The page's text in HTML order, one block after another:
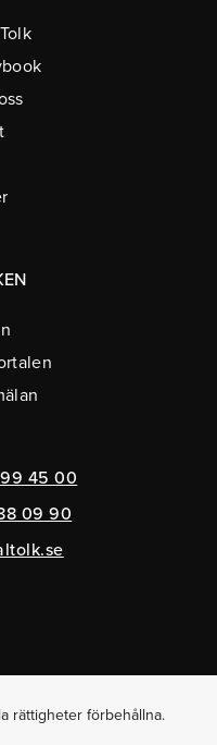
45 00
09 90
rättigheter förbehållna.